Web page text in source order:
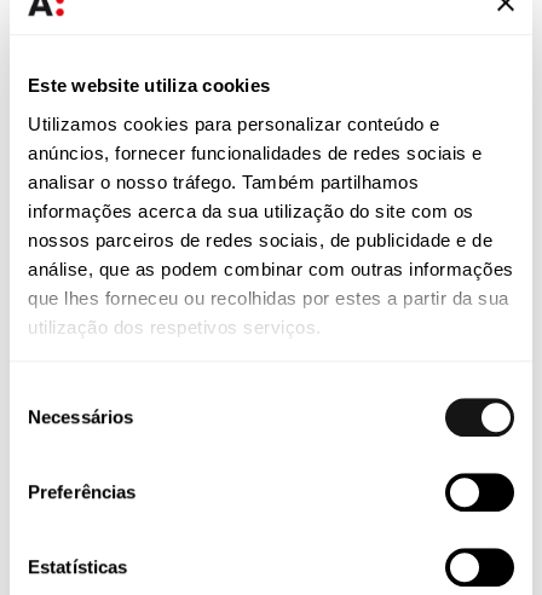
Este website utiliza cookies
Utilizamos cookies para personalizar conteúdo e
anúncios, fornecer funcionalidades de redes sociais e
analisar o nosso tráfego. Também partilhamos
informações acerca da sua utilização do site com os
nossos parceiros de redes sociais, de publicidade e de
análise, que as podem combinar com outras informações
que lhes forneceu ou recolhidas por estes a partir da sua
utilização dos respetivos serviços.
Necessários
Preferências
Estatísticas
Com a publicação e entrada em vigor da Lei que executa
o MiCA em Portugal, é aconselhável que as entidades
abrangidas adotem as medidas necessárias à
adequação da sua estrutura organizativa, dos seus
processos internos e da respetiva documentação ao
novo enquadramento regulatório.
A equipa de Direito Financeiro da Abreu Advogados
acompanha a implementação da Lei, estando disponível
para apoiar as entidades abrangidas por este regime,